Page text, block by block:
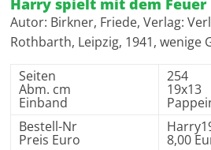
Harry spielt mit dem Feuer
Autor: Birkner, Friede, Verlag:
Rothbarth, Leipzig, 1941, wenige
Seiten
Abm. cm
Einband
254
19x13
Bestell-Nr
Preis Euro 8,00